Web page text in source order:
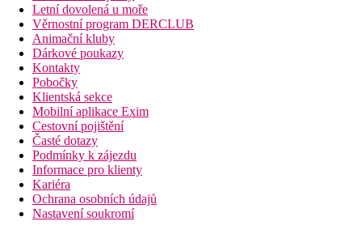
Letní dovolená u moře
Věrnostní program DERCLUB
Animační kluby
Dárkové poukazy
Kontakty
Pobočky
Klientská sekce
Mobilní aplikace Exim
Cestovní pojištění
Časté dotazy
Podmínky k zájezdu
Informace pro klienty
Kariéra
Ochrana osobních údajů
Nastavení soukromí